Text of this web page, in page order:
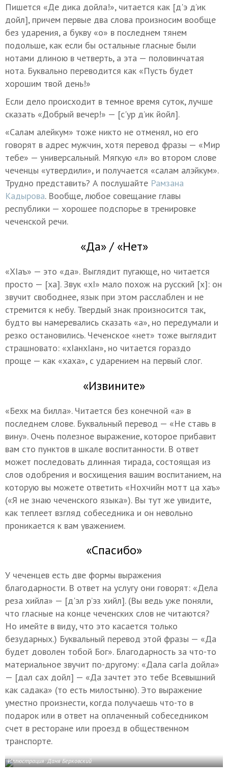
Пишется «Де дика дойла!», читается как [д'э д’ик
дойл], причем первые два слова произносим вообще
без ударения, а букву «о» в последнем тянем
подольше, как если бы остальные гласные были
нотами длиною в четверть, а эта — половинчатая
нота. Буквально переводится как «Пусть будет
хорошим твой день!»
Если дело происходит в темное время суток, лучше
сказать «Добрый вечер!» — [с'ур д’ик йойл].
«Салам алейкум» тоже никто не отменял, но его
говорят в адрес мужчин, хотя перевод фразы — «Мир
тебе» — универсальный. Мягкую «л» во втором слове
чеченцы «утвердили», и получается «салам алэйкум».
Трудно представить? А послушайте Рамзана
Кадырова. Вообще, любое совещание главы
республики — хорошее подспорье в тренировке
чеченской речи.
«Да» / «Нет»
«ХIаъ» — это «да». Выглядит пугающе, но читается
просто — [ха]. Звук «хI» мало похож на русский [х]: он
звучит свободнее, язык при этом расслаблен и не
стремится к небу. Твердый знак произносится так,
будто вы намеревались сказать «а», но передумали и
резко остановились. Чеченское «нет» тоже выглядит
страшновато: «хIанхIан», но читается гораздо
проще — как «хаха», с ударением на первый слог.
«Извините»
«Бехк ма билла». Читается без конечной «а» в
последнем слове. Буквальный перевод — «Не ставь в
вину». Очень полезное выражение, которое прибавит
вам сто пунктов в шкале воспитанности. В ответ
может последовать длинная тирада, состоящая из
слов одобрения и восхищения вашим воспитанием, на
которую вы можете ответить «Нохчийн мотт ца хаъ»
(«Я не знаю чеченского языка»). Вы тут же увидите,
как теплеет взгляд собеседника и он невольно
проникается к вам уважением.
«Спасибо»
У чеченцев есть две формы выражения
благодарности. В ответ на услугу они говорят: «Дела
реза хийла» — [д'эл р’эз хийл]. (Вы ведь уже поняли,
что гласные на конце чеченских слов не читаются?
Но имейте в виду, что это касается только
безударных.) Буквальный перевод этой фразы — «Да
будет доволен тобой Бог». Благодарность за что-то
материальное звучит по-другому: «Дала сагIа дойла»
— [дал сах дойл] — «Да зачтет это тебе Всевышний
как садака» (то есть милостыню). Это выражение
уместно произнести, когда получаешь что-то в
подарок или в ответ на оплаченный собеседником
счет в ресторане или проезд в общественном
транспорте.
Иллюстрация: Даня Берковский